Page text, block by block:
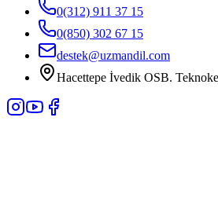
0(312) 911 37 15
0(850) 302 67 15
destek@uzmandil.com
Hacettepe İvedik OSB.